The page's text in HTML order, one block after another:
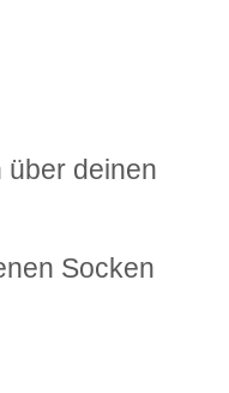
über deinen
Socken